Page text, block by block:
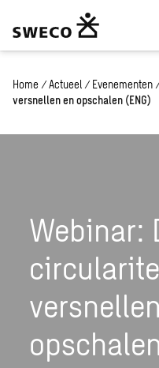
Home / Actueel / Evenementen /
versnellen en opschalen (ENG)
Webinar: